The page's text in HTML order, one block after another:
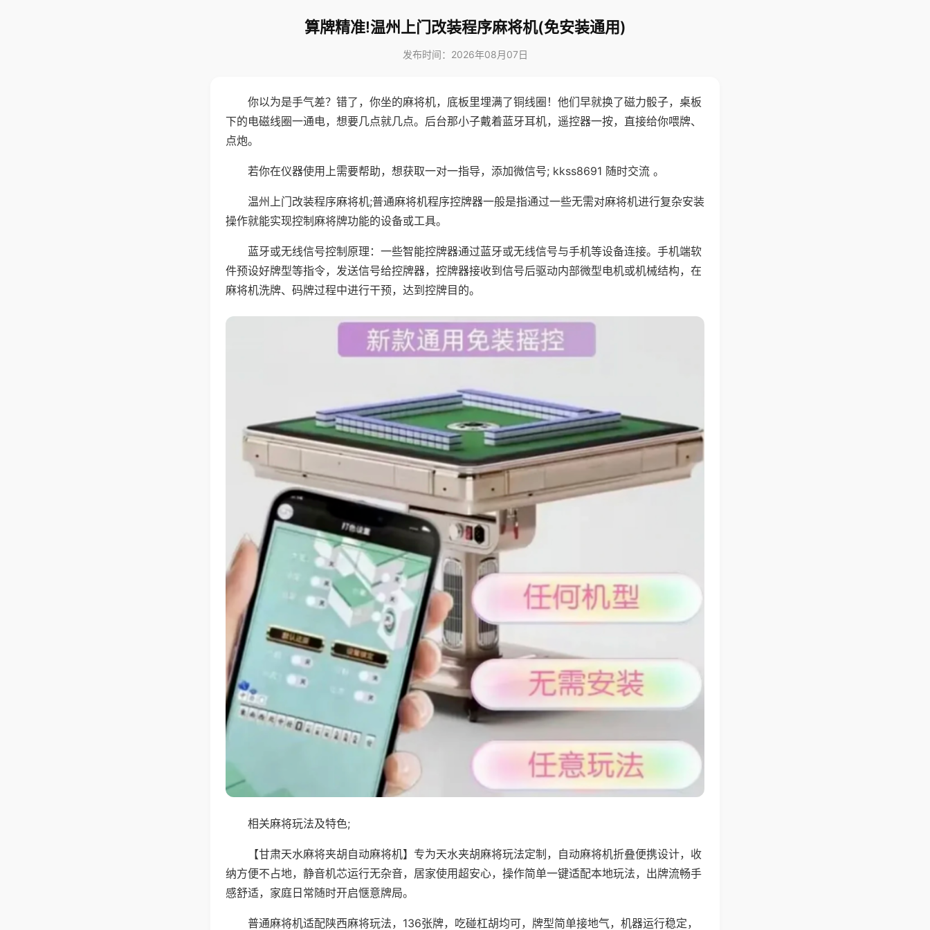
算牌精准!温州上门改装程序麻将机(免安装通用)
发布时间：2026年08月07日
你以为是手气差？错了，你坐的麻将机，底板里埋满了铜线圈！他们早就换了磁力骰子，桌板
下的电磁线圈一通电，想要几点就几点。后台那小子戴着蓝牙耳机，遥控器一按，直接给你喂牌、
点炮。
若你在仪器使用上需要帮助，想获取一对一指导，添加微信号; kkss8691 随时交流 。
温州上门改装程序麻将机;普通麻将机程序控牌器一般是指通过一些无需对麻将机进行复杂安装
操作就能实现控制麻将牌功能的设备或工具。
蓝牙或无线信号控制原理：一些智能控牌器通过蓝牙或无线信号与手机等设备连接。手机端软
件预设好牌型等指令，发送信号给控牌器，控牌器接收到信号后驱动内部微型电机或机械结构，在
麻将机洗牌、码牌过程中进行干预，达到控牌目的。
相关麻将玩法及特色;
【甘肃天水麻将夹胡自动麻将机】专为天水夹胡麻将玩法定制，自动麻将机折叠便携设计，收
纳方便不占地，静音机芯运行无杂音，居家使用超安心，操作简单一键适配本地玩法，出牌流畅手
感舒适，家庭日常随时开启惬意牌局。
普通麻将机适配陕西麻将玩法，136张牌，吃碰杠胡均可，牌型简单接地气，机器运行稳定，